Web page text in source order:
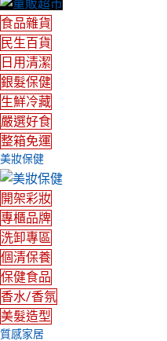
食品雜貨
民生百貨
日用清潔
銀髮保健
生鮮冷藏
嚴選好食
整箱免運
美妝保健
開架彩妝
專櫃品牌
洗卸專區
個清保養
保健食品
香水/香氛
美髮造型
質感家居